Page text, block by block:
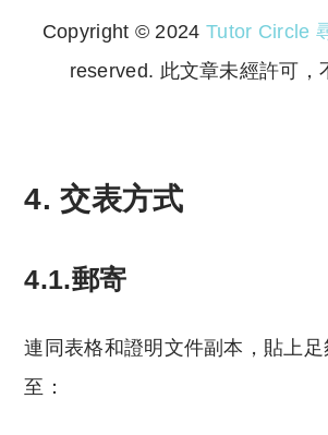
Copyright © 2024 Tutor Circle
reserved. 此文章未經許可，
4. 交表方式
4.1.郵寄
連同表格和證明文件副本，貼上
至：